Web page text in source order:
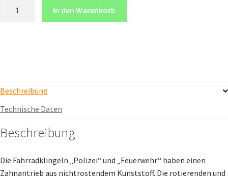
In den Warenkorb
Beschreibung
Technische Daten
Beschreibung
Die Fahrradklingeln „Polizei“ und „Feuerwehr“ haben einen
Zahnantrieb aus nichtrostendem Kunststoff. Die rotierenden und